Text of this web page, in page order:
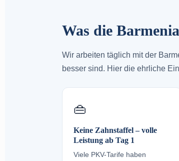
Was die
Wir arbeiten täglich mit der
besser sind. Hier die ehrliche
👜
Keine Zahnstaffel – volle
Leistung ab Tag 1
Viele PKV-Tarife haben